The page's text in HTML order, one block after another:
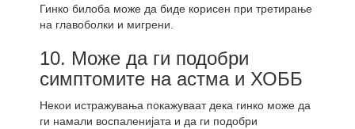
Гинко билоба може да биде корисен при третирање
на главоболки и мигрени.
10. Може да ги подобри
симптомите на астма и ХОББ
Некои истражувања покажуваат дека гинко може да
ги намали воспаленијата и да ги подобри